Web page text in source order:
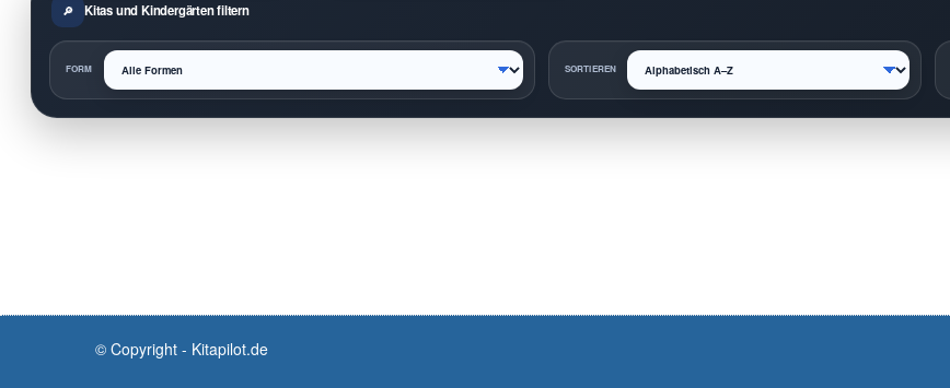
Kitas und Kindergärten filtern
FORM SORTIEREN
© Copyright - Kitapilot.de